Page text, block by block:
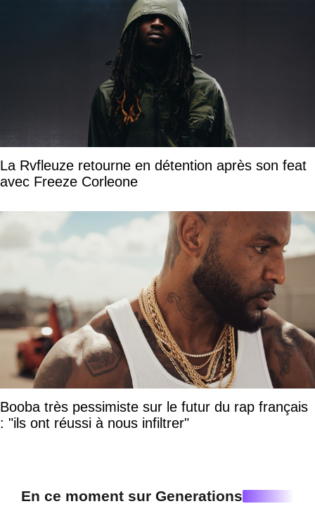
La Rvfleuze retourne en détention après son feat
avec Freeze Corleone
Booba très pessimiste sur le futur du rap français
: "ils ont réussi à nous infiltrer"
En ce moment sur Generations